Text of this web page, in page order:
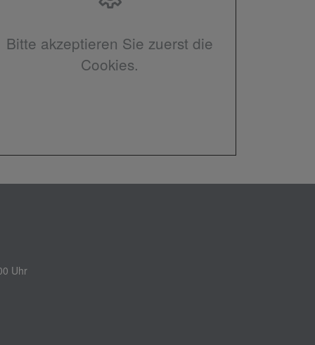
Bitte akzeptieren Sie zuerst die
Cookies.
Uhr